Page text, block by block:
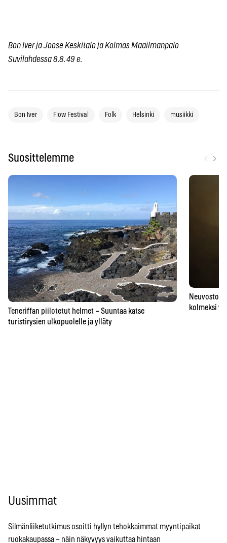
Bon Iver ja Joose Keskitalo ja Kolmas Maailmanpalo
Suvilahdessa 8.8. 49 e.
Bon Iver Flow Festival Folk Helsinki musiikki
Suosittelemme ›
Teneriffan piilotetut helmet – Suuntaa katse
turistirysien ulkopuolelle ja ylläty
kolmeksi
Uusimmat
Silmänliiketutkimus osoitti hyllyn tehokkaimmat myyntipaikat
ruokakaupassa – näin näkyvyys vaikuttaa hintaan